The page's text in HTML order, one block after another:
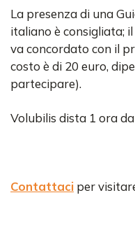
La presenza di una
italiano è consigliata;
va concordato con il
costo è di 20 euro,
partecipare).
Volubilis dista 1 ora da
Contattaci per